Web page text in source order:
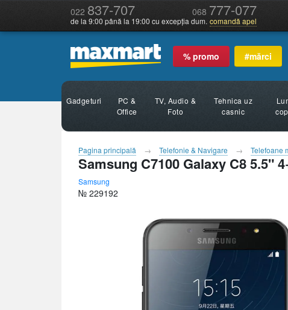
022 837-707 068 777-077
de la 9:00 până la 19:00 cu excepția dum. comandă apel
% promo #mărci
Gadgeturi
PC &
Office
TV, Audio &
Foto
Tehnica uz
casnic
Pagina principală Telefonie & Navigare Telefoane
Samsung C7100 Galaxy C8 5.5"
Samsung
№ 229192